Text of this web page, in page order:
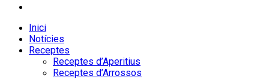
Inici
Notícies
Receptes
Receptes d’Aperitius
Receptes d’Arrossos